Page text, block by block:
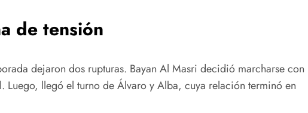
de tensión
dejaron dos rupturas. Bayan Al Masri decidió marcharse con
Luego, llegó el turno de Álvaro y Alba, cuya relación terminó en